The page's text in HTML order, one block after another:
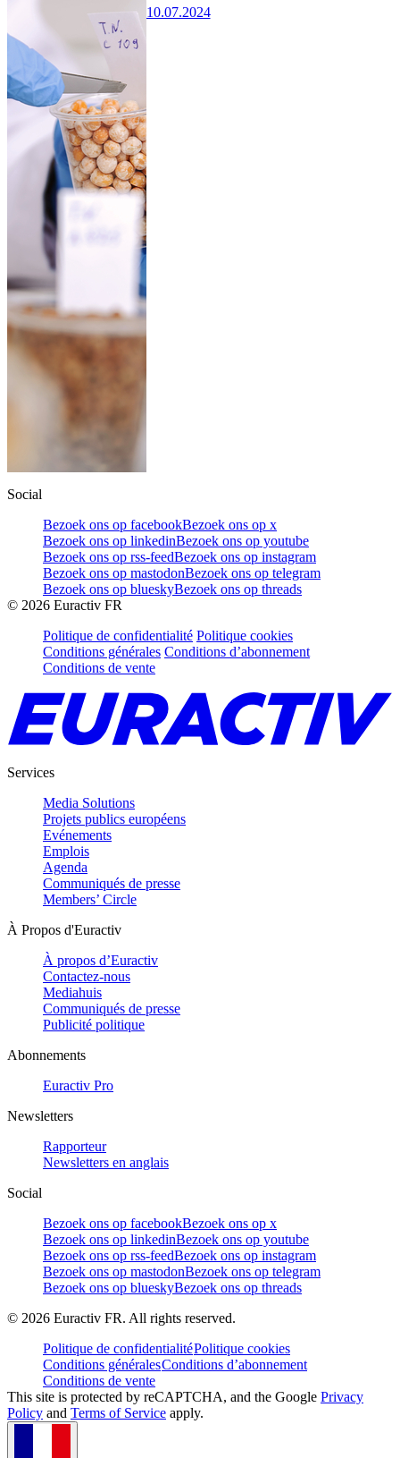
10.07.2024
Social
Bezoek ons op facebookBezoek ons op x
Bezoek ons op linkedinBezoek ons op youtube
Bezoek ons op rss-feedBezoek ons op instagram
Bezoek ons op mastodonBezoek ons op telegram
Bezoek ons op blueskyBezoek ons op threads
© 2026 Euractiv FR
Politique de confidentialité Politique cookies
Conditions générales Conditions d’abonnement
Conditions de vente
Services
Media Solutions
Projets publics européens
Evénements
Emplois
Agenda
Communiqués de presse
Members’ Circle
À Propos d'Euractiv
À propos d’Euractiv
Contactez-nous
Mediahuis
Communiqués de presse
Publicité politique
Abonnements
Euractiv Pro
Newsletters
Rapporteur
Newsletters en anglais
Social
Bezoek ons op facebookBezoek ons op x
Bezoek ons op linkedinBezoek ons op youtube
Bezoek ons op rss-feedBezoek ons op instagram
Bezoek ons op mastodonBezoek ons op telegram
Bezoek ons op blueskyBezoek ons op threads
© 2026 Euractiv FR. All rights reserved.
Politique de confidentialitéPolitique cookies
Conditions généralesConditions d’abonnement
Conditions de vente
This site is protected by reCAPTCHA, and the Google Privacy
Policy and Terms of Service apply.